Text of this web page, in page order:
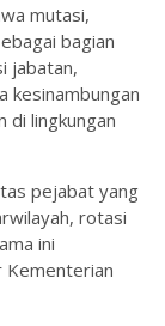
mutasi,
bagian
jabatan,
kesinambungan
di lingkungan
pejabat yang
rotasi
ini
Kementerian